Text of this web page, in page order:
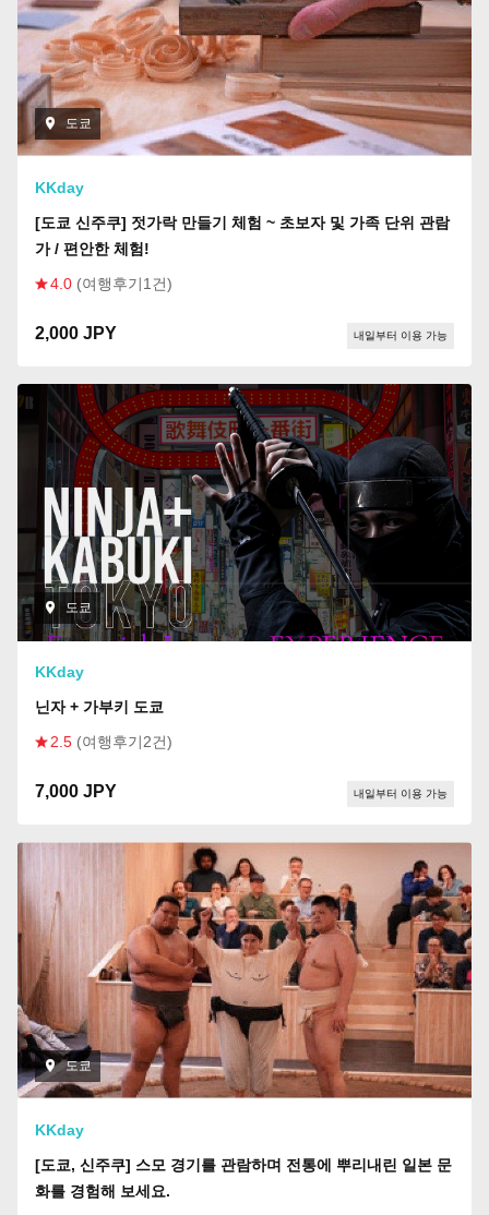
도쿄
KKday
[도쿄 신주쿠] 젓가락 만들기 체험 ~ 초보자 및 가족 단위 관람
가 / 편안한 체험!
4.0 (여행후기1건)
2,000 JPY 내일부터 이용 가능
도쿄
KKday
닌자 + 가부키 도쿄
2.5 (여행후기2건)
7,000 JPY 내일부터 이용 가능
도쿄
KKday
[도쿄, 신주쿠] 스모 경기를 관람하며 전통에 뿌리내린 일본 문
화를 경험해 보세요.